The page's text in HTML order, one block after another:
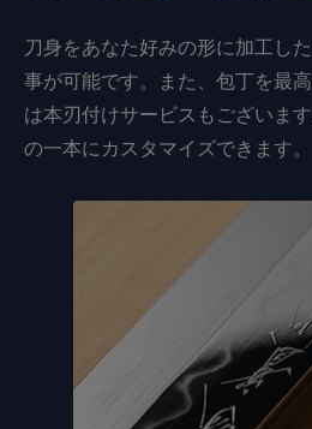
刀身をあなた好みの形に加工し
事が可能です。また、包丁を最
は本刃付けサービスもございま
の一本にカスタマイズできます。